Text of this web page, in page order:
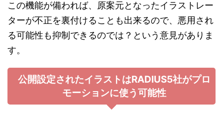
この機能が備われば、原案元となったイラストレー
ターが不正を裏付けることも出来るので、悪用され
る可能性も抑制できるのでは？という意見がありま
す。
公開設定されたイラストはRADIUS5社がプロ
モーションに使う可能性